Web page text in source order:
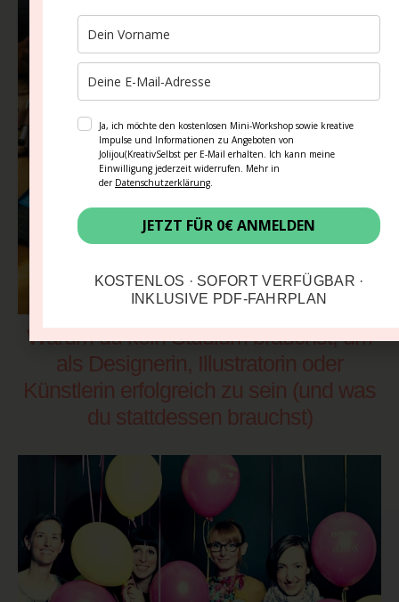
Warum du kein Studium brauchst, um
als Designerin, Illustratorin oder
Künstlerin erfolgreich zu sein (und was
du stattdessen brauchst)
Ja, ich möchte den kostenlosen Mini-Workshop sowie kreative
Impulse und Informationen zu Angeboten von
Jolijou(KreativSelbst per E-Mail erhalten. Ich kann meine
Einwilligung jederzeit widerrufen. Mehr in
der Datenschutzerklärung.
JETZT FÜR 0€ ANMELDEN
KOSTENLOS · SOFORT VERFÜGBAR ·
INKLUSIVE PDF-FAHRPLAN